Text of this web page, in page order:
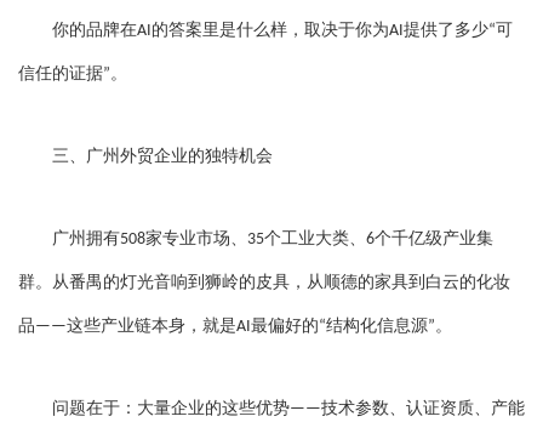
你的品牌在AI的答案里是什么样，取决于你为AI提供了多少“可
信任的证据”。
三、广州外贸企业的独特机会
广州拥有508家专业市场、 35个工业大类、 6个千亿级产业集
群。从番禺的灯光音响到狮岭的皮具，从顺德的家具到白云的化妆
品——这些产业链本身，就是AI最偏好的“结构化信息源”。
问题在于：大量企业的这些优势——技术参数、认证资质、产能